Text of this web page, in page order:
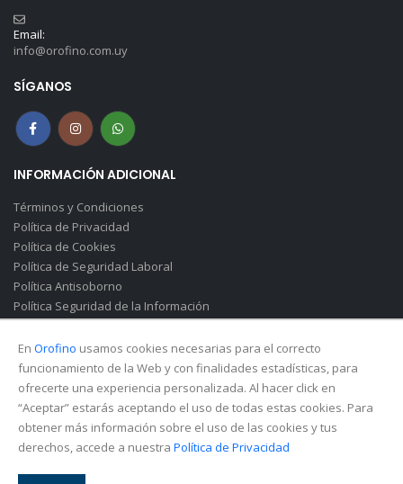
Email:
info@orofino.com.uy
SÍGANOS
INFORMACIÓN ADICIONAL
Términos y Condiciones
Política de Privacidad
Política de Cookies
Política de Seguridad Laboral
Política Antisoborno
Política Seguridad de la Información
Canal de Denuncias(Soborno)
En Orofino usamos cookies necesarias para el correcto
funcionamiento de la Web y con finalidades estadísticas, para
ofrecerte una experiencia personalizada. Al hacer click en
“Aceptar” estarás aceptando el uso de todas estas cookies. Para
obtener más información sobre el uso de las cookies y tus
derechos, accede a nuestra Política de Privacidad